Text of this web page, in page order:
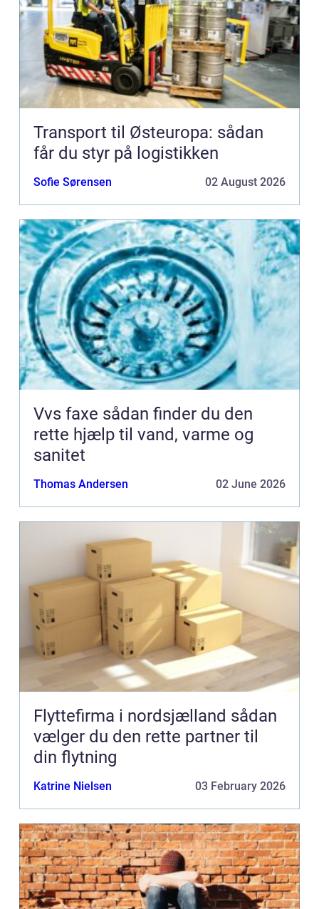
Transport til Østeuropa: sådan
får du styr på logistikken
Sofie Sørensen 02 August 2026
Vvs faxe sådan finder du den
rette hjælp til vand, varme og
sanitet
Thomas Andersen 02 June 2026
Flyttefirma i nordsjælland sådan
vælger du den rette partner til
din flytning
Katrine Nielsen 03 February 2026